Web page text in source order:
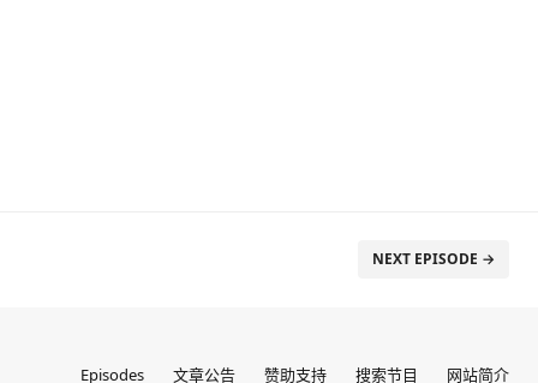
NEXT EPISODE →
Episodes 文章公告 赞助支持 搜索节目 网站简介